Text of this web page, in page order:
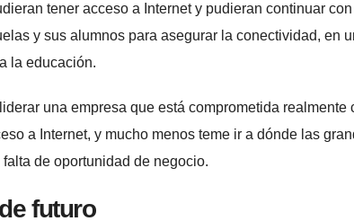
tener acceso a Internet y pudieran continuar
y sus alumnos para asegurar la conectividad, en
la educación.
una empresa que está comprometida realmente
a Internet, y mucho menos teme ir a dónde las
de oportunidad de negocio.
futuro